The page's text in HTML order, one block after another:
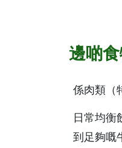
邊啲
係肉類（
日常均衡
到足夠嘅